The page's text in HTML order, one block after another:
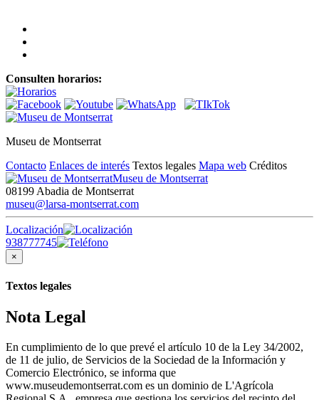
Consulten horarios:
Museu de Montserrat
Contacto Enlaces de interés Textos legales Mapa web Créditos
Museu de Montserrat
08199 Abadia de Montserrat
museu@larsa-montserrat.com
Localización
938777745
×
Textos legales
Nota Legal
En cumplimiento de lo que prevé el artículo 10 de la Ley 34/2002,
de 11 de julio, de Servicios de la Sociedad de la Información y
Comercio Electrónico, se informa que
www.museudemontserrat.com es un dominio de L'Agrícola